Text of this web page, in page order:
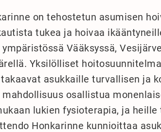
on tehostetun asumisen
tukea ja hoivaa
Vääksyssä,
Yksilölliset
asukkaille turvallisen ja
osallistua
lukien fysioterapia, ja
Honkarinne kunnioittaa